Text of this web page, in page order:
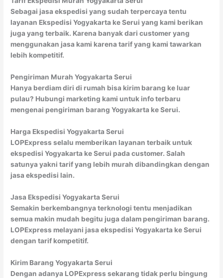
Sebagai jasa ekspedisi yang sudah terpercaya tentu
layanan Ekspedisi Yogyakarta ke Serui yang kami berikan
juga yang terbaik. Karena banyak dari customer yang
menggunakan jasa kami karena tarif yang kami tawarkan
lebih kompetitif.
Pengiriman Murah Yogyakarta Serui
Hanya berdiam diri di rumah bisa kirim barang ke luar
pulau? Hubungi marketing kami untuk info terbaru
mengenai pengiriman barang Yogyakarta ke Serui.
Harga Ekspedisi Yogyakarta Serui
LOPExpress selalu memberikan layanan terbaik untuk
ekspedisi Yogyakarta ke Serui pada customer. Salah
satunya yakni tarif yang lebih murah dibandingkan dengan
jasa ekspedisi lain.
Jasa Ekspedisi Yogyakarta Serui
Semakin berkembangnya terknologi tentu menjadikan
semua makin mudah begitu juga dalam pengiriman barang.
LOPExpress melayani jasa ekspedisi Yogyakarta ke Serui
dengan tarif kompetitif.
Kirim Barang Yogyakarta Serui
Dengan adanya LOPExpress sekarang tidak perlu bingung